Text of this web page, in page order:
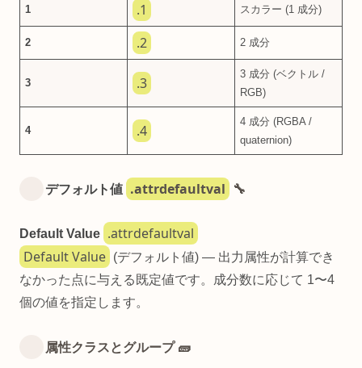
1 .1 スカラー (1 成分)
2 .2 2 成分
3 .3
3 成分 (ベクトル /
RGB)
4 .4
4 成分 (RGBA /
quaternion)
デフォルト値 .attrdefaultval 🔧
Default Value .attrdefaultval
Default Value
(デフォルト値) — 出力属性が計算でき
なかった点に与える既定値です。成分数に応じて 1〜4
個の値を指定します。
属性クラスとグループ 🧱